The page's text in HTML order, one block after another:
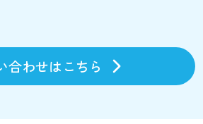
合わせはこちら